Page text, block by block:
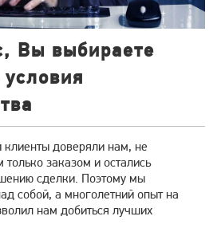
Вы выбираете
доверяли нам, не
заказом и остались
сделки. Поэтому мы
собой, а многолетний опыт на
нам добиться лучших